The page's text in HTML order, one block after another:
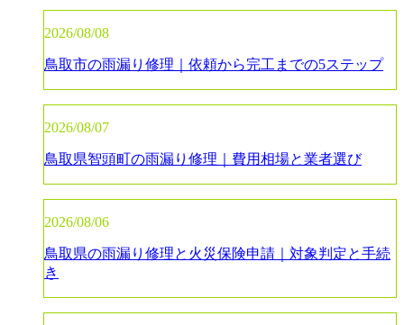
2026/08/08
鳥取市の雨漏り修理｜依頼から完工までの5ステップ
2026/08/07
鳥取県智頭町の雨漏り修理｜費用相場と業者選び
2026/08/06
鳥取県の雨漏り修理と火災保険申請｜対象判定と手続
き